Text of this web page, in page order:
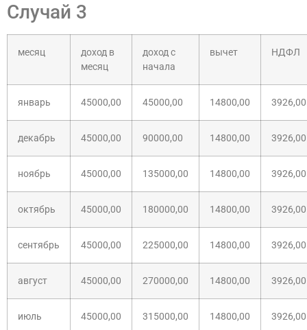
Случай 3
месяц
доход в
месяц
доход с
начала
вычет НДФЛ
январь 45000,00 45000,00 14800,00 3926,00
декабрь 45000,00 90000,00 14800,00 3926,00
ноябрь 45000,00 135000,00 14800,00 3926,00
октябрь 45000,00 180000,00 14800,00 3926,00
сентябрь 45000,00 225000,00 14800,00 3926,00
август 45000,00 270000,00 14800,00 3926,00
июль 45000,00 315000,00 14800,00 3926,00